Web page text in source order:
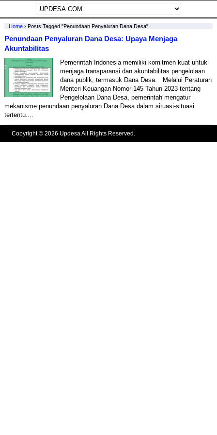
Home› Posts Tagged "Penundaan Penyaluran Dana Desa"
Penundaan Penyaluran Dana Desa: Upaya Menjaga
Akuntabilitas
Pemerintah Indonesia memiliki komitmen kuat untuk
menjaga transparansi dan akuntabilitas pengelolaan
dana publik, termasuk Dana Desa. Melalui Peraturan
Menteri Keuangan Nomor 145 Tahun 2023 tentang
Pengelolaan Dana Desa, pemerintah mengatur
mekanisme penundaan penyaluran Dana Desa dalam situasi-situasi
tertentu....
Copyright © 2026 Updesa All Rights Reserved.